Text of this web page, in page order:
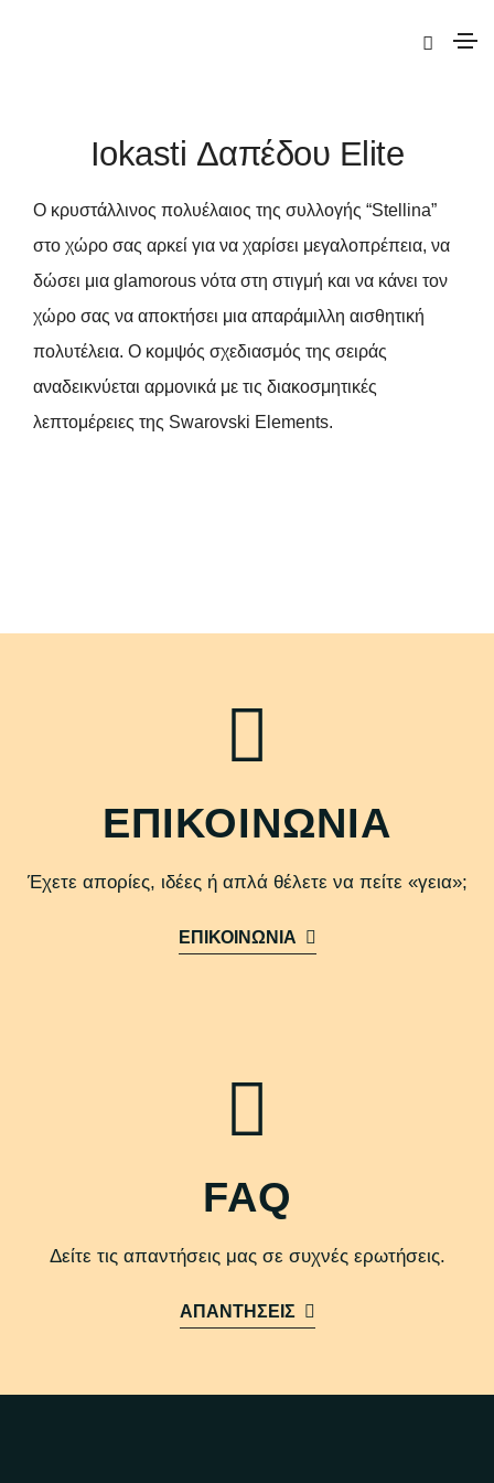
Iokasti Δαπέδου Elite
Ο κρυστάλλινος πολυέλαιος της συλλογής “Stellina”
στο χώρο σας αρκεί για να χαρίσει μεγαλοπρέπεια, να
δώσει μια glamorous νότα στη στιγμή και να κάνει τον
χώρο σας να αποκτήσει μια απαράμιλλη αισθητική
πολυτέλεια. Ο κομψός σχεδιασμός της σειράς
αναδεικνύεται αρμονικά με τις διακοσμητικές
λεπτομέρειες της Swarovski Elements.
ΕΠΙΚΟΙΝΩΝΙΑ
Έχετε απορίες, ιδέες ή απλά θέλετε να πείτε «γεια»;
ΕΠΙΚΟΙΝΩΝΙΑ
FAQ
Δείτε τις απαντήσεις μας σε συχνές ερωτήσεις.
ΑΠΑΝΤΗΣΕΙΣ